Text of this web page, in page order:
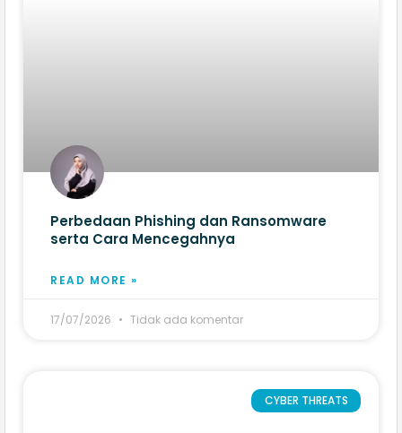
Perbedaan Phishing dan Ransomware
serta Cara Mencegahnya
READ MORE »
17/07/2026 Tidak ada komentar
CYBER THREATS